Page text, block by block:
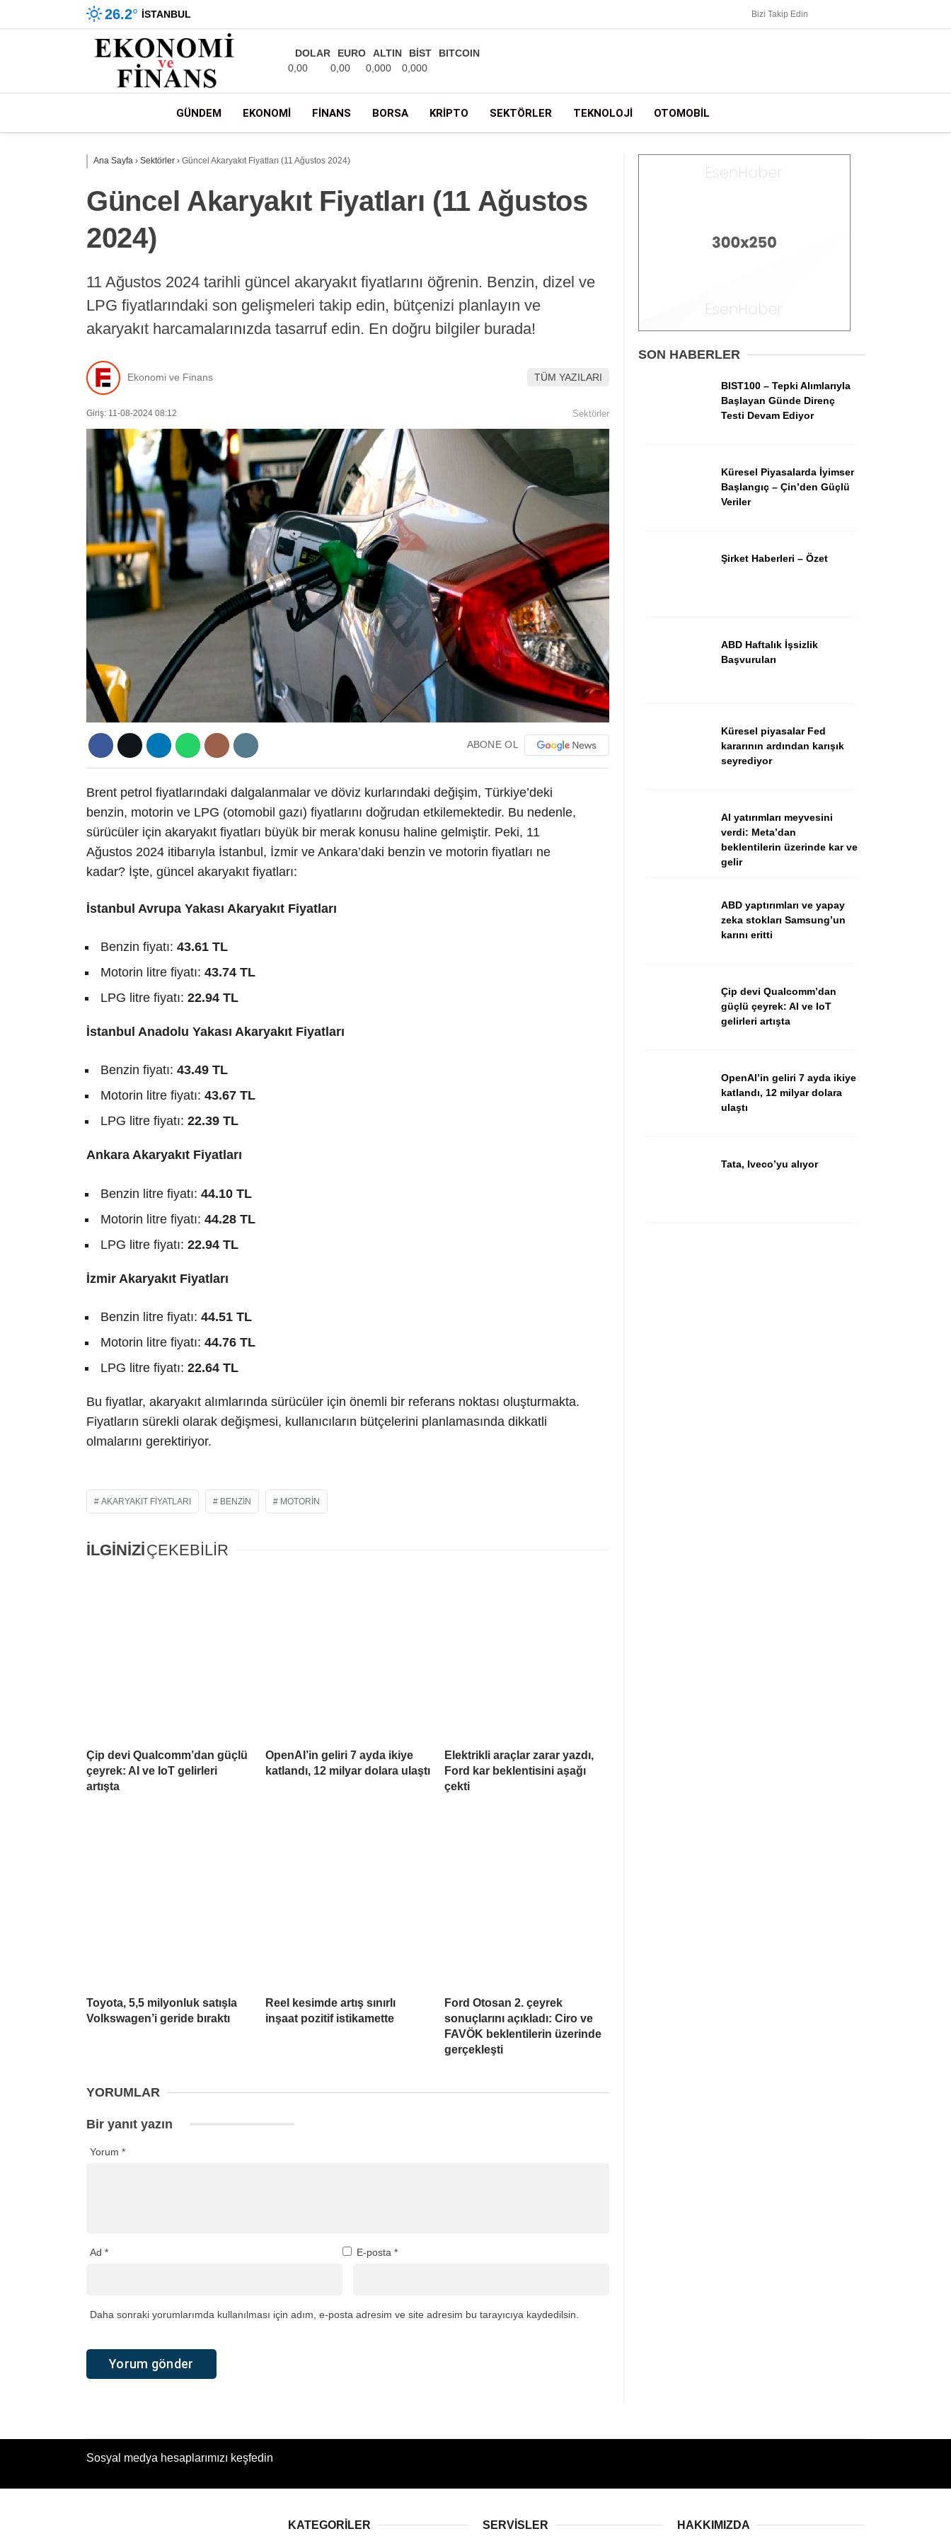
Gündem
Ekonomi
Borsa
Spor
Kripto
26.2° İSTANBUL Bizi Takip Edin
DOLAR
0,00
EURO
0,00
ALTIN
0,000
BİST
0,000
BITCOIN
GÜNDEM EKONOMI FINANS BORSA KRIPTO SEKTÖRLER TEKNOLOJI OTOMOBIL
Ana Sayfa › Sektörler › Güncel Akaryakıt Fiyatları (11 Ağustos 2024)
Güncel Akaryakıt Fiyatları (11 Ağustos
2024)
11 Ağustos 2024 tarihli güncel akaryakıt fiyatlarını öğrenin. Benzin, dizel ve
LPG fiyatlarındaki son gelişmeleri takip edin, bütçenizi planlayın ve
akaryakıt harcamalarınızda tasarruf edin. En doğru bilgiler burada!
Ekonomi ve Finans TÜM YAZILARI
Giriş: 11-08-2024 08:12 Sektörler
ABONE OL
Brent petrol fiyatlarındaki dalgalanmalar ve döviz kurlarındaki değişim, Türkiye’deki
benzin, motorin ve LPG (otomobil gazı) fiyatlarını doğrudan etkilemektedir. Bu nedenle,
sürücüler için akaryakıt fiyatları büyük bir merak konusu haline gelmiştir. Peki, 11
Ağustos 2024 itibarıyla İstanbul, İzmir ve Ankara’daki benzin ve motorin fiyatları ne
kadar? İşte, güncel akaryakıt fiyatları:
İstanbul Avrupa Yakası Akaryakıt Fiyatları
Benzin fiyatı: 43.61 TL
Motorin litre fiyatı: 43.74 TL
LPG litre fiyatı: 22.94 TL
İstanbul Anadolu Yakası Akaryakıt Fiyatları
Benzin fiyatı: 43.49 TL
Motorin litre fiyatı: 43.67 TL
LPG litre fiyatı: 22.39 TL
Ankara Akaryakıt Fiyatları
Benzin litre fiyatı: 44.10 TL
Motorin litre fiyatı: 44.28 TL
LPG litre fiyatı: 22.94 TL
İzmir Akaryakıt Fiyatları
Benzin litre fiyatı: 44.51 TL
Motorin litre fiyatı: 44.76 TL
LPG litre fiyatı: 22.64 TL
Bu fiyatlar, akaryakıt alımlarında sürücüler için önemli bir referans noktası oluşturmakta.
Fiyatların sürekli olarak değişmesi, kullanıcıların bütçelerini planlamasında dikkatli
olmalarını gerektiriyor.
AKARYAKIT FIYATLARI BENZIN MOTORIN
İLGİNİZİÇEKEBİLİR
Çip devi Qualcomm’dan güçlü
çeyrek: AI ve IoT gelirleri
artışta
OpenAI’in geliri 7 ayda ikiye
katlandı, 12 milyar dolara ulaştı
Elektrikli araçlar zarar yazdı,
Ford kar beklentisini aşağı
çekti
Toyota, 5,5 milyonluk satışla
Volkswagen’i geride bıraktı
Reel kesimde artış sınırlı
inşaat pozitif istikamette
Ford Otosan 2. çeyrek
sonuçlarını açıkladı: Ciro ve
FAVÖK beklentilerin üzerinde
gerçekleşti
YORUMLAR
Bir yanıt yazın
Yorum *
Ad * E-posta *
Daha sonraki yorumlarımda kullanılması için adım, e-posta adresim ve site adresim bu tarayıcıya kaydedilsin.
SON HABERLER
BIST100 – Tepki Alımlarıyla
Başlayan Günde Direnç
Testi Devam Ediyor
Küresel Piyasalarda İyimser
Başlangıç – Çin’den Güçlü
Veriler
Şirket Haberleri – Özet
ABD Haftalık İşsizlik
Başvuruları
Küresel piyasalar Fed
kararının ardından karışık
seyrediyor
AI yatırımları meyvesini
verdi: Meta’dan
beklentilerin üzerinde kar ve
gelir
ABD yaptırımları ve yapay
zeka stokları Samsung’un
karını eritti
Çip devi Qualcomm’dan
güçlü çeyrek: AI ve IoT
gelirleri artışta
OpenAI’in geliri 7 ayda ikiye
katlandı, 12 milyar dolara
ulaştı
Tata, Iveco’yu alıyor
Sosyal medya hesaplarımızı keşfedin
KATEGORİLER SERVİSLER HAKKIMIZDA